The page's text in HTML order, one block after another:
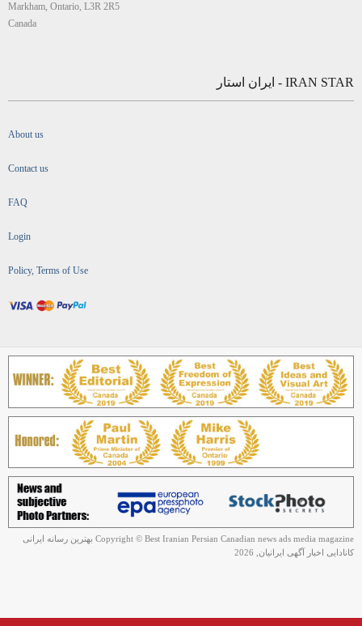
Markham, Ontario, L3R 2R5
Canada
IRAN STAR - ایران استار
About us
Contact us
FAQ
Login
Policy, Terms of Use
Copyright © Best Iranian Persian Canadian news ads media magazine بهترین رسانه ایرانی
کانادایی اخبار آگهی ایرانیان, 2026